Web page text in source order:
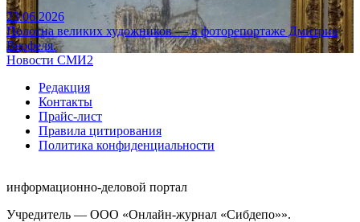
23.06.2026
Полотна великих художников — в фоторепортаже Дмитрия
Верфеля.
Новости СМИ2
Редакция
Контакты
Прайс-лист
Правила цитирования
Политика конфиденциальности
информационно-деловой портал
Учредитель — ООО «Онлайн-журнал «Сибдепо»».